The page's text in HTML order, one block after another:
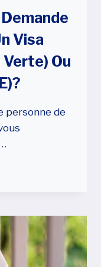
Visa
Ou
personne de